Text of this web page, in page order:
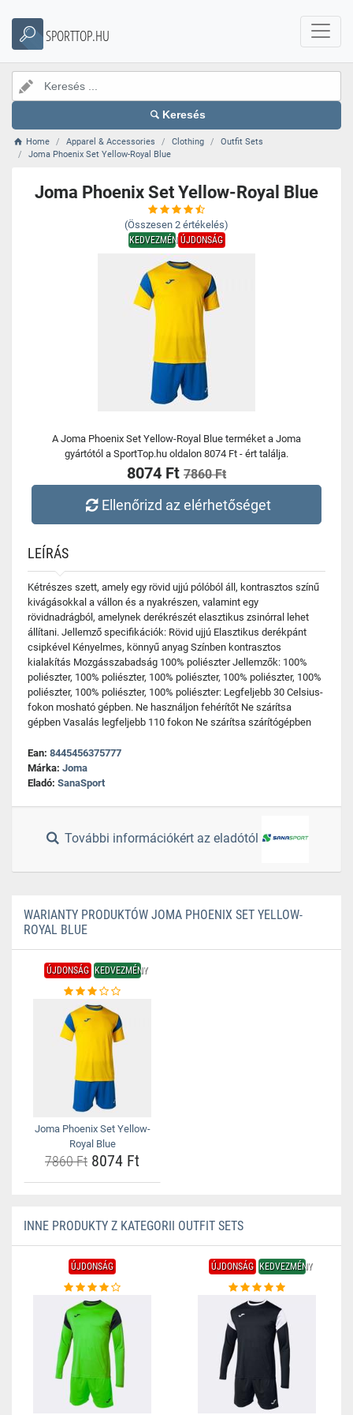
SPORTTOP.HU
Keresés
Home Apparel & Accessories Clothing
Outfit Sets
Joma Phoenix Set Yellow-Royal Blue
Joma Phoenix Set Yellow-Royal Blue
(Összesen 2 értékelés)
KEDVEZMÉNYÚJDONSÁG
A Joma Phoenix Set Yellow-Royal Blue terméket a Joma
gyártótól a SportTop.hu oldalon 8074 Ft - ért találja.
8074 Ft 7860 Ft
Ellenőrizd az elérhetőséget
LEÍRÁS
Kétrészes szett, amely egy rövid ujjú pólóból áll, kontrasztos színű
kivágásokkal a vállon és a nyakrészen, valamint egy
rövidnadrágból, amelynek derékrészét elasztikus zsinórral lehet
állítani. Jellemző specifikációk: Rövid ujjú Elasztikus derékpánt
csipkével Kényelmes, könnyű anyag Színben kontrasztos
kialakítás Mozgásszabadság 100% poliészter Jellemzők: 100%
poliészter, 100% poliészter, 100% poliészter, 100% poliészter, 100%
poliészter, 100% poliészter, 100% poliészter: Legfeljebb 30 Celsius-
fokon mosható gépben. Ne használjon fehérítőt Ne szárítsa
gépben Vasalás legfeljebb 110 fokon Ne szárítsa szárítógépben
Ean: 8445456375777
Márka: Joma
Eladó: SanaSport
További információkért az eladótól
WARIANTY PRODUKTÓW JOMA PHOENIX SET YELLOW-
ROYAL BLUE
ÚJDONSÁG KEDVEZMÉNY
Joma Phoenix Set Yellow-
Royal Blue
7860 Ft 8074 Ft
INNE PRODUKTY Z KATEGORII OUTFIT SETS
ÚJDONSÁG ÚJDONSÁG KEDVEZMÉNY